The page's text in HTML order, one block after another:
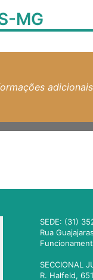
MG
adicionais
SEDE: (31)
Rua
SECCIONAL
R. Halfeld,